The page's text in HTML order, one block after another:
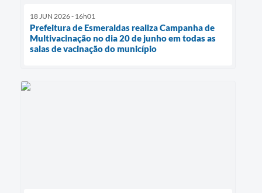
18 JUN 2026 - 16h01
Prefeitura de Esmeraldas realiza Campanha de
Multivacinação no dia 20 de junho em todas as
salas de vacinação do município